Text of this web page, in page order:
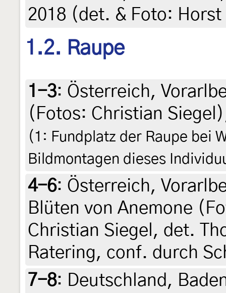
2018 (det. & Foto:
1.2. Raupe
1-3: Österreich,
(Fotos: Christian
(1: Fundplatz der Raupe bei
Bildmontagen dieses
4-6: Österreich,
Blüten von Anemone
Christian Siegel, det.
Ratering, conf. durch
7-8: Deutschland,